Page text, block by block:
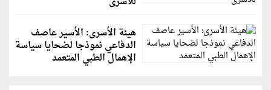
هيئة الأسرى: الأسير عاصف
الدفاعي نموذجا لضحايا سياسة
الإهمال الطبي المتعمد